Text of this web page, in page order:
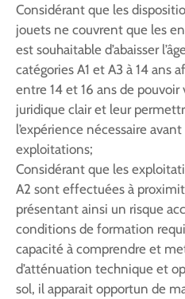
Considérant que les
jouets ne couvrent que les
est souhaitable d’abaisser
catégories A1 et A3 à 14 ans
entre 14 et 16 ans de pouvoir
juridique clair et leur
l’expérience nécessaire avant
exploitations;
Considérant que les
A2 sont effectuées à
présentant ainsi un risque
conditions de formation
capacité à comprendre et
d’atténuation technique et
sol, il apparait opportun de